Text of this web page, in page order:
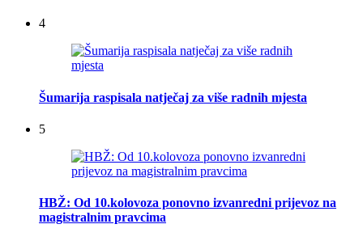
4
Šumarija raspisala natječaj za više radnih mjesta
5
HBŽ: Od 10.kolovoza ponovno izvanredni prijevoz na
magistralnim pravcima